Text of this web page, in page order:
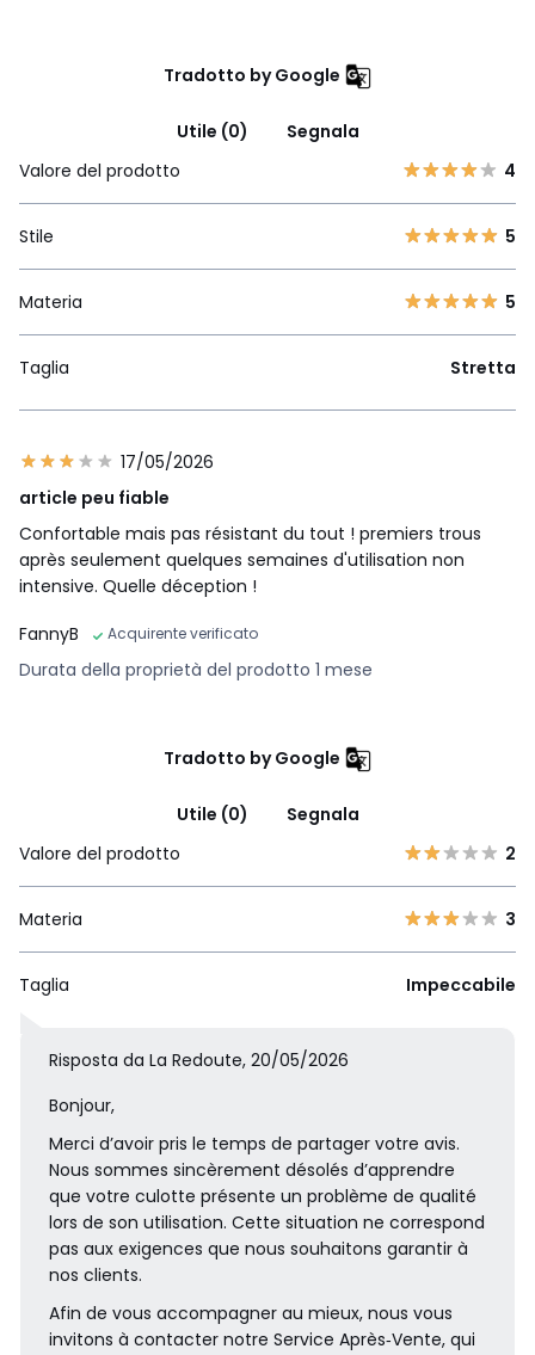
Tradotto by Google
Utile (0)
Segnala
Valore del prodotto
4
Stile 5
Materia 5
Taglia Stretta
17/05/2026
article peu fiable
Confortable mais pas résistant du tout ! premiers trous
après seulement quelques semaines d'utilisation non
intensive. Quelle déception !
FannyB
Acquirente verificato
Durata della proprietà del prodotto 1 mese
Tradotto by Google
Utile (0)
Segnala
Valore del prodotto
2
Materia 3
Taglia Impeccabile
Risposta da La Redoute, 20/05/2026
Bonjour,
Merci d’avoir pris le temps de partager votre avis.
Nous sommes sincèrement désolés d’apprendre
que votre culotte présente un problème de qualité
lors de son utilisation. Cette situation ne correspond
pas aux exigences que nous souhaitons garantir à
nos clients.
Afin de vous accompagner au mieux, nous vous
invitons à contacter notre Service Après‑Vente, qui